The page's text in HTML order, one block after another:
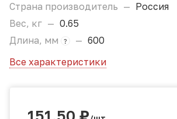
Страна производитель — Россия
Вес, кг — 0.65
Длина, мм
? — 600
Все характеристики